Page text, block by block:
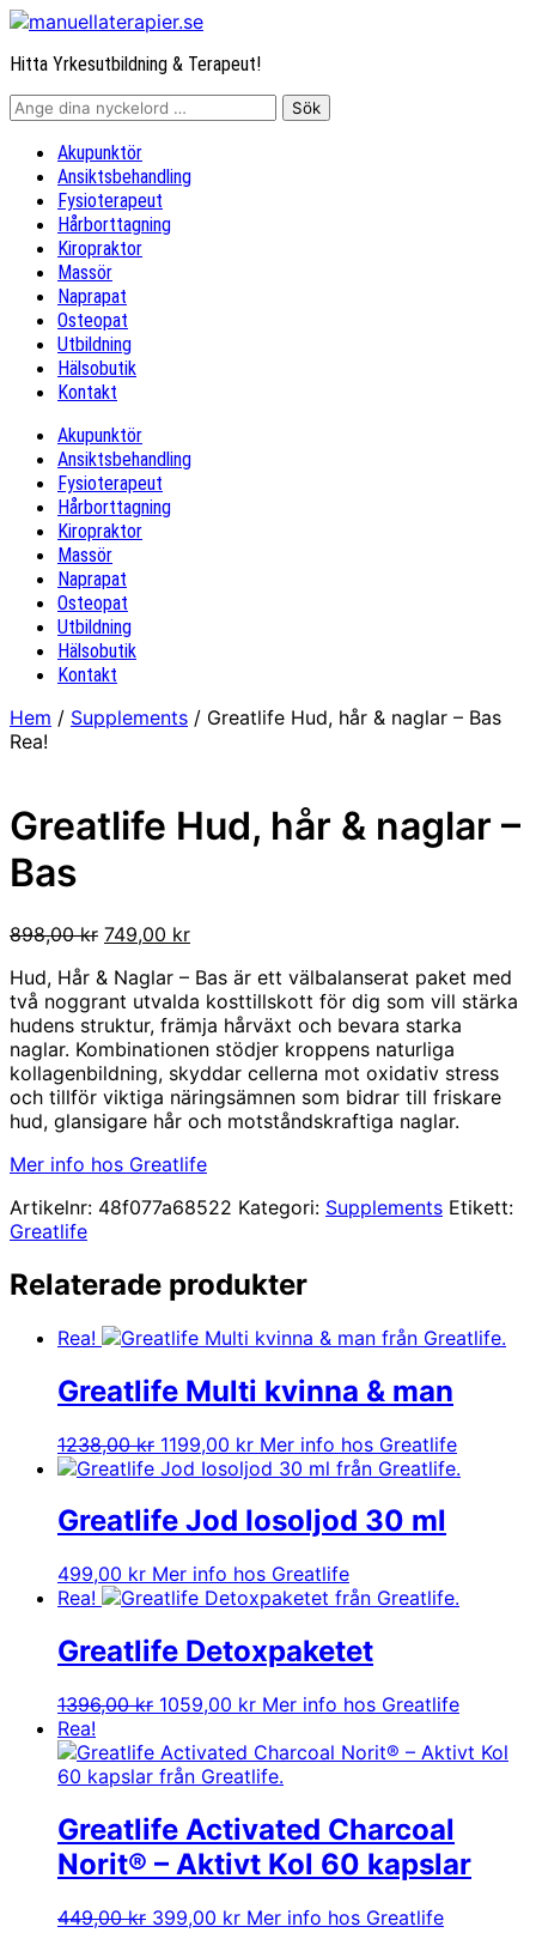
Hitta Yrkesutbildning & Terapeut!
Akupunktör
Ansiktsbehandling
Fysioterapeut
Hårborttagning
Kiropraktor
Massör
Naprapat
Osteopat
Utbildning
Hälsobutik
Kontakt
Akupunktör
Ansiktsbehandling
Fysioterapeut
Hårborttagning
Kiropraktor
Massör
Naprapat
Osteopat
Utbildning
Hälsobutik
Kontakt
Hem / Supplements / Greatlife Hud, hår & naglar – Bas
Rea!
Greatlife Hud, hår & naglar –
Bas
898,00kr Det
priset
var:
898,00 kr.
749,00 krDet
priset
är:
749,00 kr.
Hud, Hår & Naglar – Bas är ett välbalanserat paket med
två noggrant utvalda kosttillskott för dig som vill stärka
hudens struktur, främja hårväxt och bevara starka
naglar. Kombinationen stödjer kroppens naturliga
kollagenbildning, skyddar cellerna mot oxidativ stress
och tillför viktiga näringsämnen som bidrar till friskare
hud, glansigare hår och motståndskraftiga naglar.
Mer info hos Greatlife
Artikelnr: 48f077a68522 Kategori: Supplements Etikett:
Greatlife
Relaterade produkter
Rea!
Greatlife Multi kvinna & man
1238,00kr Det
ursprungliga
var:
1238,00 kr.
1199,00 krDet
nuvarande
är:
1199,00 kr.
Mer info hos Greatlife
Greatlife Jod Iosoljod 30 ml
499,00 kr Mer info hos Greatlife
Rea!
Greatlife Detoxpaketet
1396,00kr Det
priset
var:
1059,00 krDet
priset
är:
Mer info hos Greatlife
Rea!
Greatlife Activated Charcoal
Norit® – Aktivt Kol 60 kapslar
449,00kr Det
399,00 krDet
Mer info hos Greatlife